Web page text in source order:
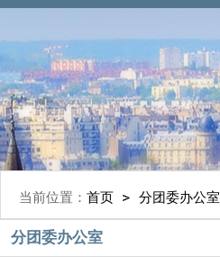
当前位置： 首页 分团委办公室
分团委办公室